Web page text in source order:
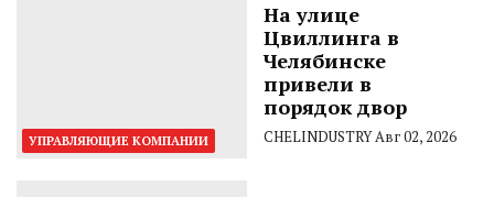
УПРАВЛЯЮЩИЕ КОМПАНИИ
На улице
Цвиллинга в
Челябинске
привели в
порядок двор
CHELINDUSTRYАвг 02, 2026